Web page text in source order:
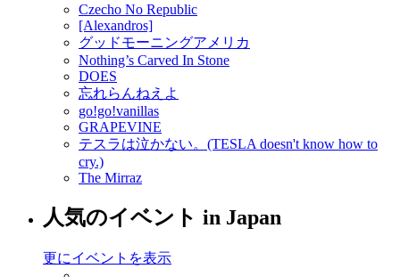
Czecho No Republic
[Alexandros]
グッドモーニングアメリカ
Nothing’s Carved In Stone
DOES
忘れらんねえよ
go!go!vanillas
GRAPEVINE
テスラは泣かない。(TESLA doesn't know how to
cry.)
The Mirraz
人気のイベント in Japan
更にイベントを表示